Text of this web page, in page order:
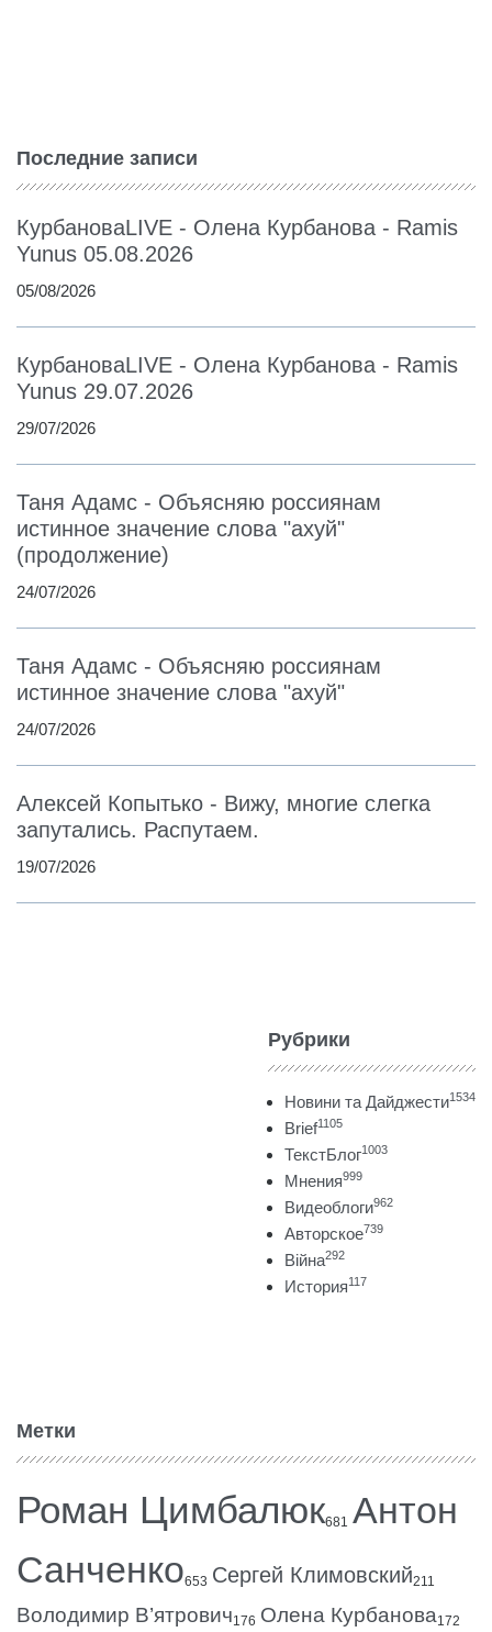
Последние записи
КурбановаLIVE - Олена Курбанова - Ramis
Yunus 05.08.2026
05/08/2026
КурбановаLIVE - Олена Курбанова - Ramis
Yunus 29.07.2026
29/07/2026
Таня Адамс - Объясняю россиянам
истинное значение слова "ахуй"
(продолжение)
24/07/2026
Таня Адамс - Объясняю россиянам
истинное значение слова "ахуй"
24/07/2026
Алексей Копытько - Вижу, многие слегка
запутались. Распутаем.
19/07/2026
Рубрики
Новини та Дайджести1534
Brief1105
ТекстБлог1003
Мнения999
Видеоблоги962
Авторское739
Війна292
История117
Метки
Роман Цимбалюк681 Антон
Санченко653 Сергей Климовский211
Володимир В’ятрович176 Олена Курбанова172